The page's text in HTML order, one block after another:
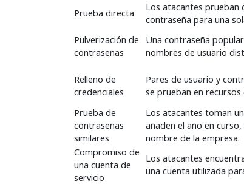
Prueba directa
Los atacantes prueban
contraseña para una
Pulverización de
contraseñas
Una contraseña
nombres de usuario
Relleno de
credenciales
Pares de usuario y
se prueban en
Prueba de
contraseñas
similares
Los atacantes toman
añaden el año en
nombre de la empresa.
Compromiso de
una cuenta de
servicio
Los atacantes
una cuenta utilizada